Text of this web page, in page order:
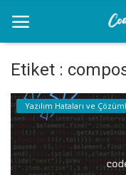
Anasayfa
Diğer
Yazılım
Etiket :
Yazılım Hataları ve